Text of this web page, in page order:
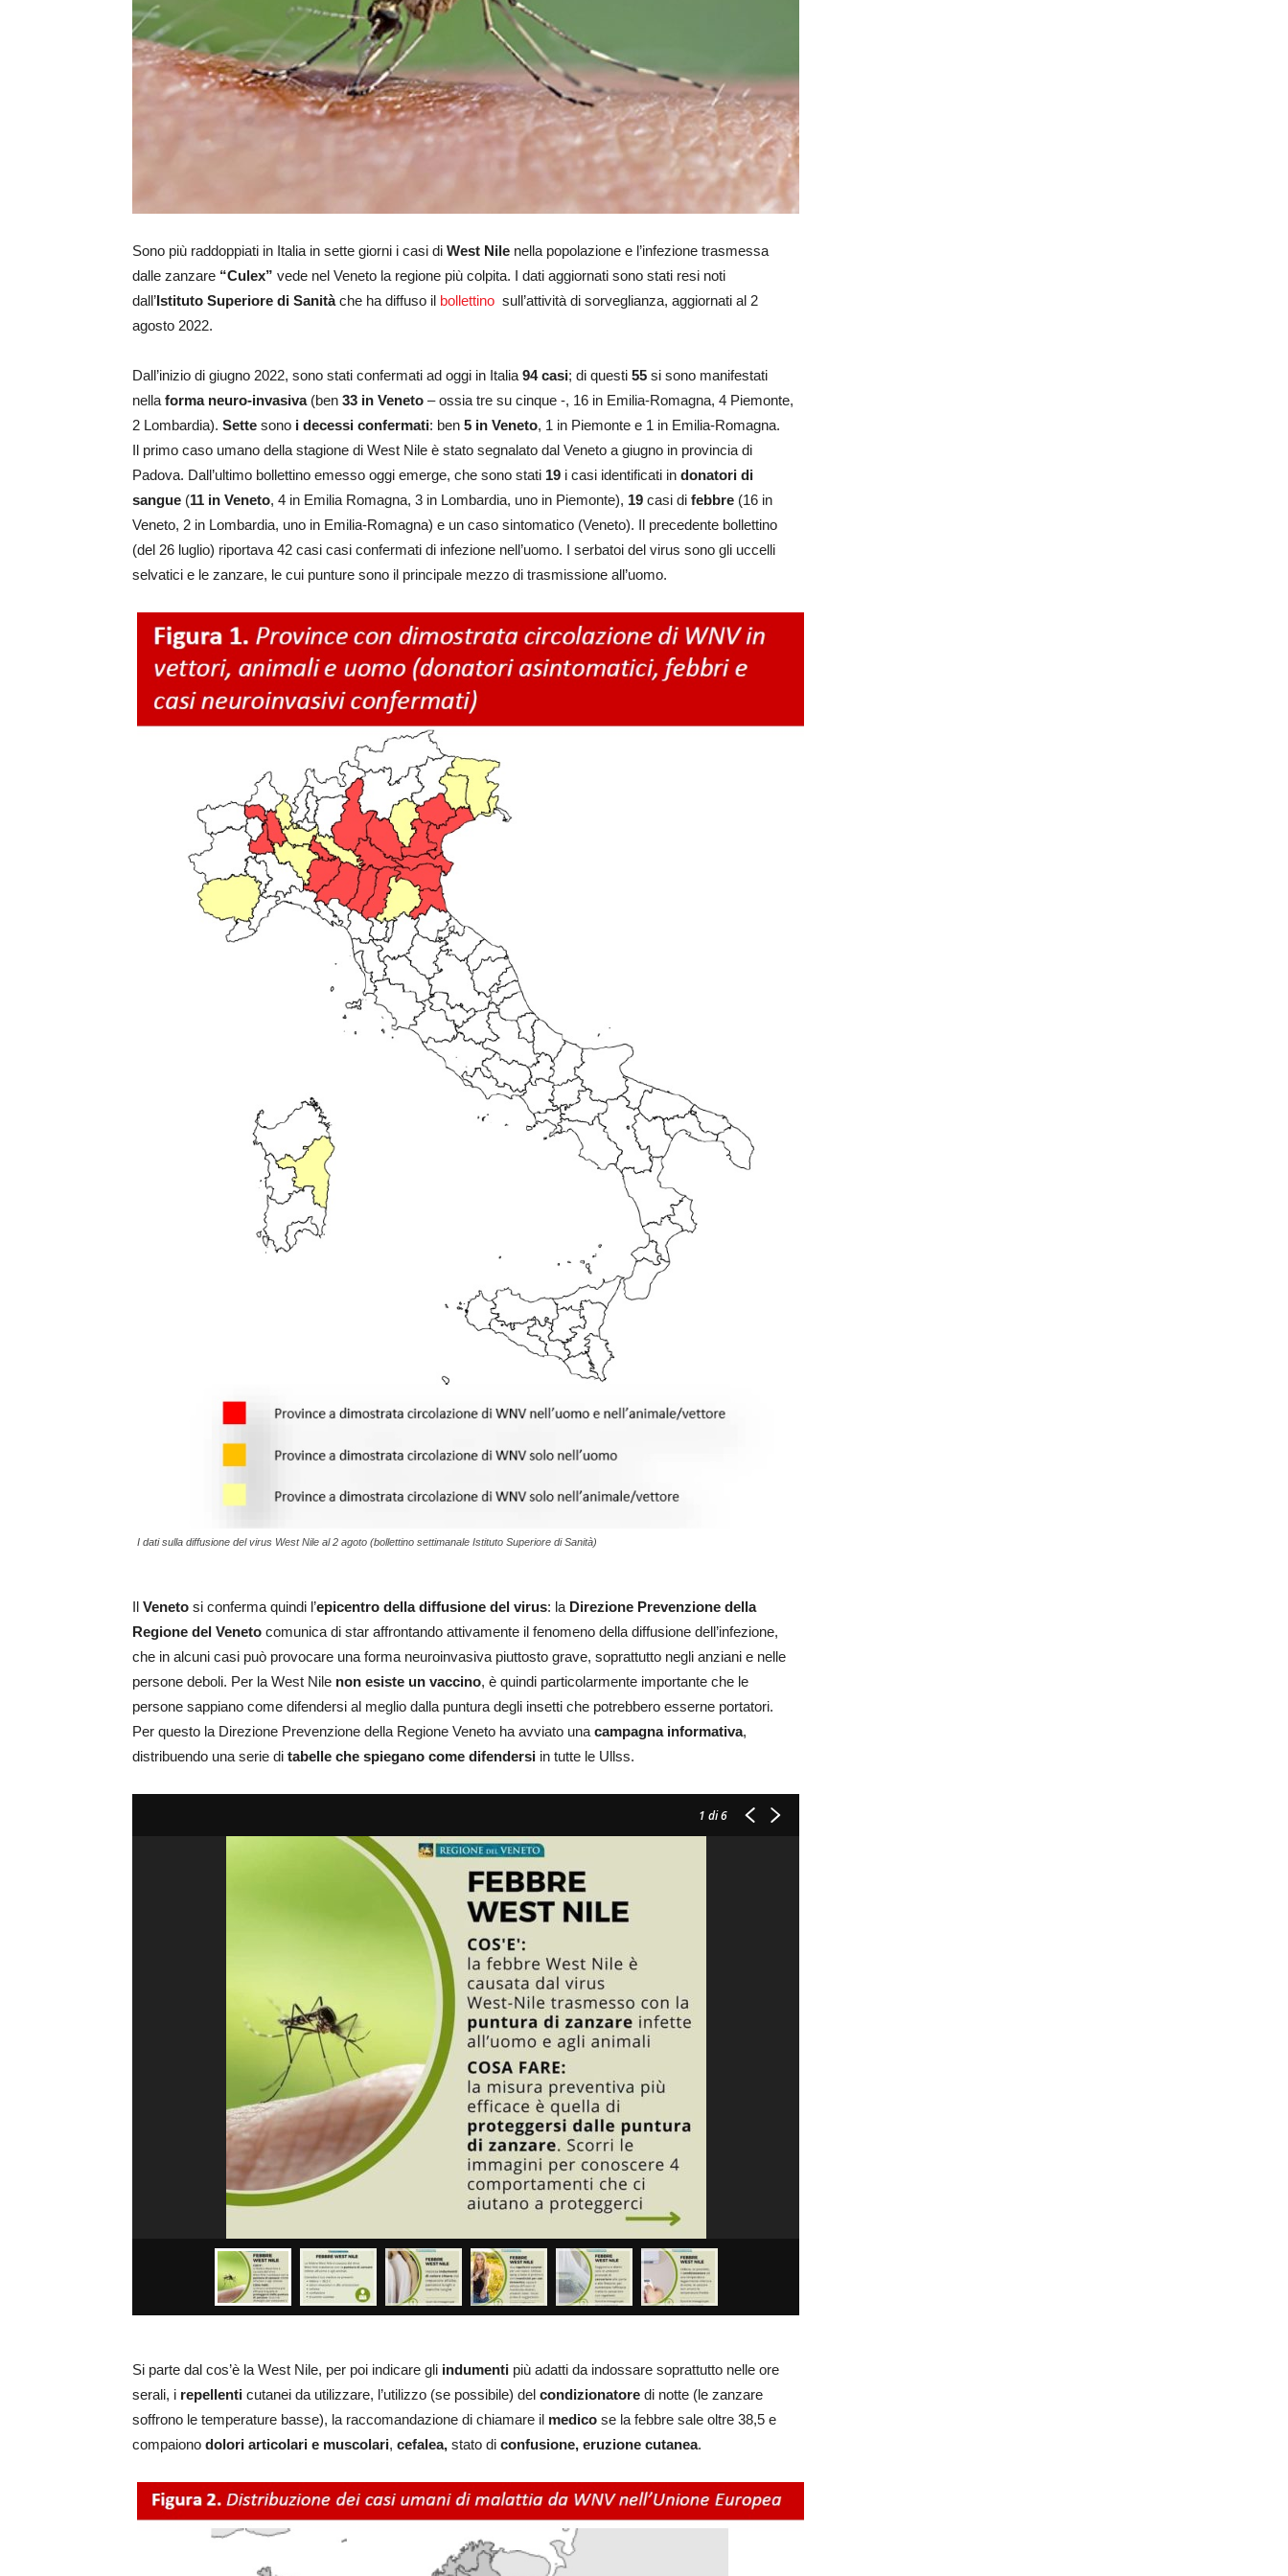
Sono più raddoppiati in Italia in sette giorni i casi di West Nile nella popolazione e l’infezione trasmessa
dalle zanzare “Culex” vede nel Veneto la regione più colpita. I dati aggiornati sono stati resi noti
dall’Istituto Superiore di Sanitàche ha diffuso il bollettino sull’attività di sorveglianza, aggiornati al 2
agosto 2022.
Dall’inizio di giugno 2022, sono stati confermati ad oggi in Italia 94 casi; di questi 55 si sono manifestati
nella forma neuro-invasiva(ben 33 in Veneto – ossia tre su cinque -, 16 in Emilia-Romagna, 4 Piemonte,
2 Lombardia). Sette sono i decessi confermati: ben 5 in Veneto, 1 in Piemonte e 1 in Emilia-Romagna.
Il primo caso umano della stagione di West Nile è stato segnalato dal Veneto a giugno in provincia di
Padova. Dall’ultimo bollettino emesso oggi emerge, che sono stati 19 i casi identificati in donatori di
sangue (11 in Veneto, 4 in Emilia Romagna, 3 in Lombardia, uno in Piemonte), 19 casi di febbre (16 in
Veneto, 2 in Lombardia, uno in Emilia-Romagna) e un caso sintomatico (Veneto). Il precedente bollettino
(del 26 luglio) riportava 42 casi casi confermati di infezione nell’uomo. I serbatoi del virus sono gli uccelli
selvatici e le zanzare, le cui punture sono il principale mezzo di trasmissione all’uomo.
I dati sulla diffusione del virus West Nile al 2 agoto (bollettino settimanale Istituto Superiore di Sanità)
Il Veneto si conferma quindi l’epicentro della diffusione del virus: la Direzione Prevenzione della
Regione del Veneto comunica di star affrontando attivamente il fenomeno della diffusione dell’infezione,
che in alcuni casi può provocare una forma neuroinvasiva piuttosto grave, soprattutto negli anziani e nelle
persone deboli. Per la West Nile non esiste un vaccino, è quindi particolarmente importante che le
persone sappiano come difendersi al meglio dalla puntura degli insetti che potrebbero esserne portatori.
Per questo la Direzione Prevenzione della Regione Veneto ha avviato una campagna informativa,
distribuendo una serie di tabelle che spiegano come difendersi in tutte le Ullss.
1 di 6
Si parte dal cos’è la West Nile, per poi indicare gli indumenti più adatti da indossare soprattutto nelle ore
serali, i repellenti cutanei da utilizzare, l’utilizzo (se possibile) del condizionatore di notte (le zanzare
soffrono le temperature basse), la raccomandazione di chiamare il medico se la febbre sale oltre 38,5 e
compaiono dolori articolari e muscolari, cefalea, stato di confusione, eruzione cutanea.